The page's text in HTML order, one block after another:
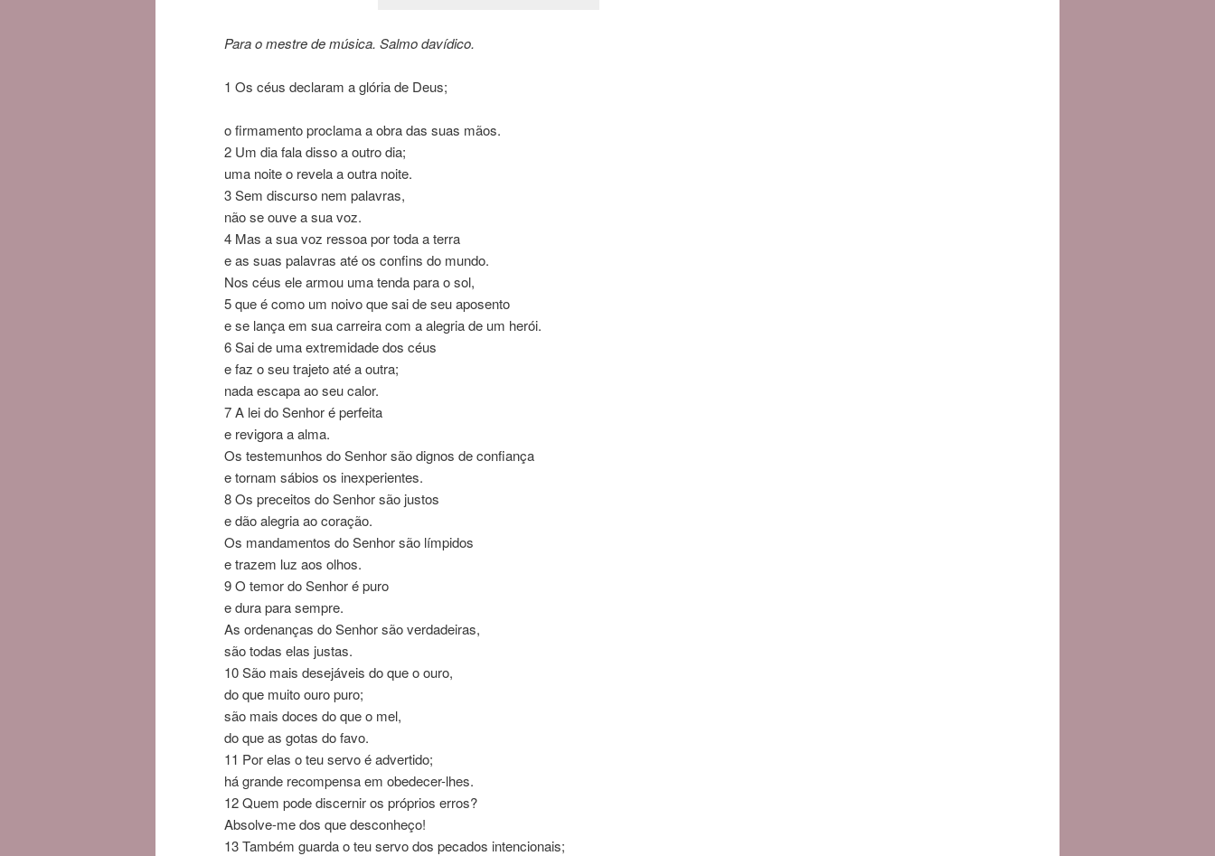
Para o mestre de música. Salmo davídico.
1 Os céus declaram a glória de Deus;
o firmamento proclama a obra das suas mãos.
2 Um dia fala disso a outro dia;
uma noite o revela a outra noite.
3Sem discurso nem palavras,
não se ouve a sua voz.
4 Mas a sua voz ressoa por toda a terra
e as suas palavras até os confins do mundo.
Nos céus ele armou uma tenda para o sol,
5que é como um noivo que sai de seu aposento
e se lança em sua carreira com a alegria de um herói.
6Sai de uma extremidade dos céus
e faz o seu trajeto até a outra;
nada escapa ao seu calor.
7A lei doSenhoré perfeita
e revigora a alma.
Os testemunhos doSenhorsão dignos de confiança
e tornam sábios os inexperientes.
8Os preceitos doSenhorsão justos
e dão alegria ao coração.
Os mandamentos doSenhorsão límpidos
e trazem luz aos olhos.
9O temor doSenhoré puro
e dura para sempre.
As ordenanças doSenhorsão verdadeiras,
são todas elas justas.
10São mais desejáveis do que o ouro,
do que muito ouro puro;
são mais doces do que o mel,
do que as gotas do favo.
11 Por elas o teu servo é advertido;
há grande recompensa em obedecer-lhes.
12Quem pode discernir os próprios erros?
Absolve-me dos que desconheço!
13Também guarda o teu servo dos pecados intencionais;